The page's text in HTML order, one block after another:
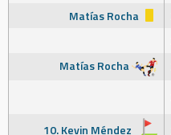
Matías Rocha
Matías Rocha
10. Kevin Méndez